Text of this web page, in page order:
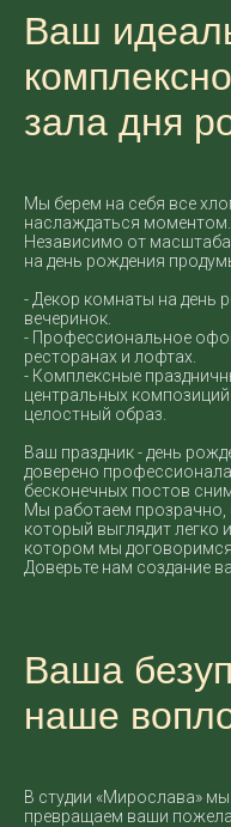
Ваш
зала дня
Мы берем на себя все
наслаждаться моментом.
Независимо от
на день рождения
- Декор комнаты на день
вечеринок.
- Профессиональное
ресторанах и лофтах.
- Комплексные
центральных
целостный образ.
Ваш праздник - день
доверено
бесконечных постов
Мы работаем прозрачно,
который выглядит легко
котором мы договоримся
Доверьте нам создание
Ваша
наше
В студии «Мирослава»
превращаем ваши